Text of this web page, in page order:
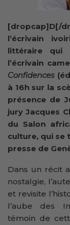
l’écrivain
littéraire qui
l’écrivain
Confidences
à 16h sur la
présence de
jury Jacques
du Salon
culture, qui se
presse de
Dans un récit
nostalgie,
et revisite
l’aube des
témoin de